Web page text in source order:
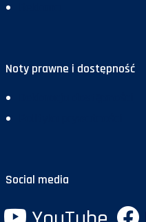
Noty prawne i dostępność
Social media